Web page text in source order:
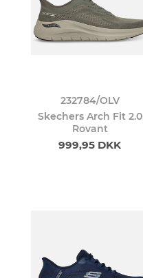
232784/OLV
Skechers Arch Fit 2.0
Rovant
999,95 DKK